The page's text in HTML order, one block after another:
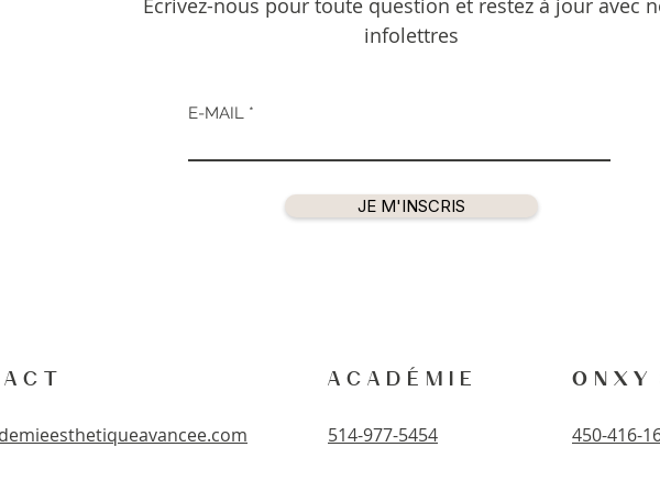
Écrivez-nous pour toute question et restez à jour avec
infolettres
E-MAIL
JE M'INSCRIS
C T A C A D É M I E O N X Y
514-977-5454 450-416-